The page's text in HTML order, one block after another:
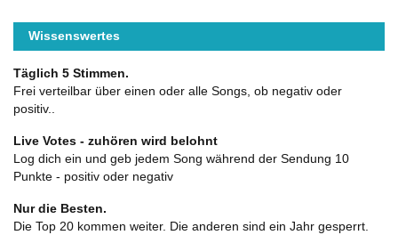
Wissenswertes
Täglich 5 Stimmen.
Frei verteilbar über einen oder alle Songs, ob negativ oder
positiv..
Live Votes - zuhören wird belohnt
Log dich ein und geb jedem Song während der Sendung 10
Punkte - positiv oder negativ
Nur die Besten.
Die Top 20 kommen weiter. Die anderen sind ein Jahr gesperrt.